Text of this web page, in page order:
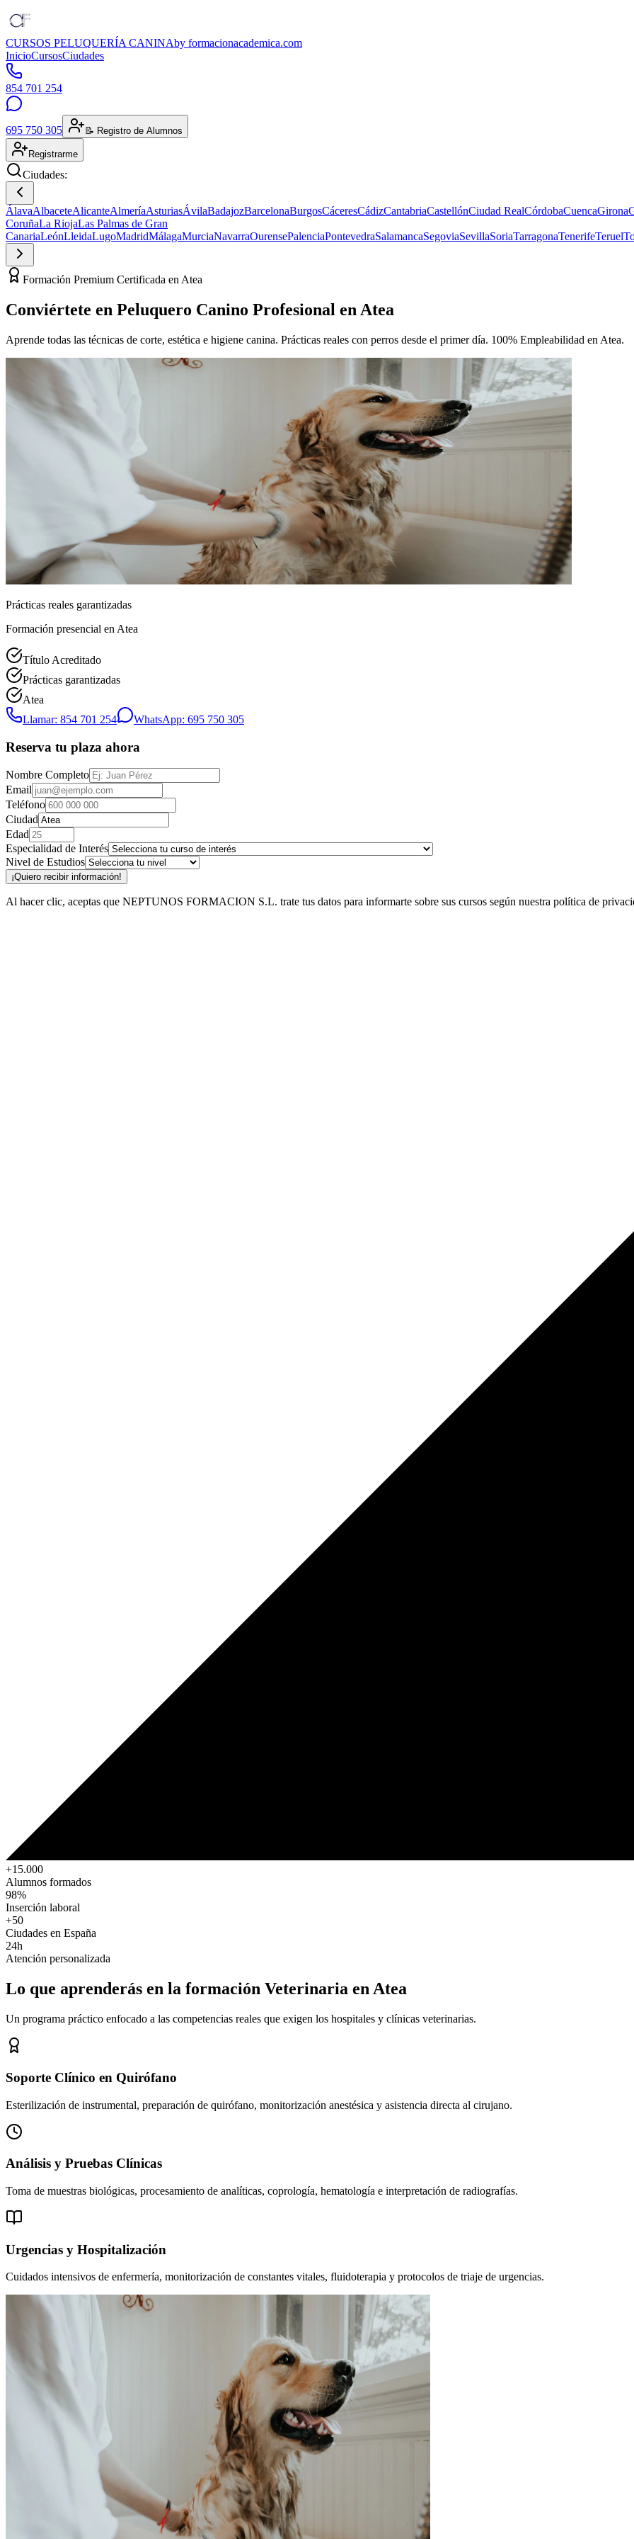
CURSOS PELUQUERÍA CANINAby formacionacademica.com
InicioCursosCiudades
854 701 254
695 750 305 📝 Registro de Alumnos
Registrarme
Ciudades:
ÁlavaAlbaceteAlicanteAlmeríaAsturiasÁvilaBadajozBarcelonaBurgosCáceresCádizCantabriaCastellónCiudad RealCórdobaCuencaGirona
CoruñaLa RiojaLas Palmas de Gran
CanariaLeónLleidaLugoMadridMálagaMurciaNavarraOurensePalenciaPontevedraSalamancaSegoviaSevillaSoriaTarragonaTenerifeTeruel
Formación Premium Certificada en Atea
Conviértete en Peluquero Canino Profesional en Atea
Aprende todas las técnicas de corte, estética e higiene canina. Prácticas reales con perros desde el primer día. 100% Empleabilidad en Atea.
Prácticas reales garantizadas
Formación presencial en Atea
Título Acreditado
Prácticas garantizadas
Atea
Llamar: 854 701 254
WhatsApp: 695 750 305
Reserva tu plaza ahora
Nombre Completo
Email
Teléfono
Ciudad
Edad
Especialidad de Interés
Nivel de Estudios
¡Quiero recibir información!
Al hacer clic, aceptas que NEPTUNOS FORMACION S.L. trate tus datos para informarte sobre sus cursos según nuestra política de
+15.000
Alumnos formados
98%
Inserción laboral
+50
Ciudades en España
24h
Atención personalizada
Lo que aprenderás en la formación Veterinaria en Atea
Un programa práctico enfocado a las competencias reales que exigen los hospitales y clínicas veterinarias.
Soporte Clínico en Quirófano
Esterilización de instrumental, preparación de quirófano, monitorización anestésica y asistencia directa al cirujano.
Análisis y Pruebas Clínicas
Toma de muestras biológicas, procesamiento de analíticas, coprología, hematología e interpretación de radiografías.
Urgencias y Hospitalización
Cuidados intensivos de enfermería, monitorización de constantes vitales, fluidoterapia y protocolos de triaje de urgencias.